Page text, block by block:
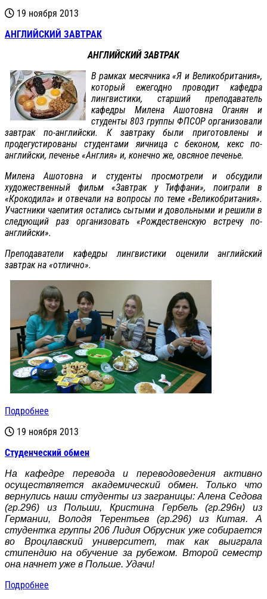
19 ноября 2013
АНГЛИЙСКИЙ ЗАВТРАК
АНГЛИЙСКИЙ ЗАВТРАК
В рамках месячника «Я и Великобритания»,
который ежегодно проводит кафедра
лингвистики, старший преподаватель
кафедры Милена Ашотовна Оганян и
студенты 803 группы ФПСОР организовали
завтрак по-английски. К завтраку были приготовлены и
продегустированы студентами яичница с беконом, кекс по-
английски, печенье «Англия» и, конечно же, овсяное печенье.
Милена Ашотовна и студенты просмотрели и обсудили
художественный фильм «Завтрак у Тиффани», поиграли в
«Крокодила» и отвечали на вопросы по теме «Великобритания».
Участники чаепития остались сытыми и довольными и решили в
следующий раз организовать «Рождественскую встречу по-
английски».
Преподаватели кафедры лингвистики оценили английский
завтрак на «отлично».
Подробнее
19 ноября 2013
Студенческий обмен
На кафедре перевода и переводоведения активно
осуществляется академический обмен. Только что
вернулись наши студенты из заграницы: Алена Седова
(гр.296) из Польши, Кристина Гербель (гр.296н) из
Германии, Володя Терентьев (гр.296) из Китая. А
студентка группы 206 Лидия Обрусник уже собирается
во Вроцлавский университет, так как выиграла
стипендию на обучение за рубежом. Второй семестр
она начнет уже в Польше. Удачи!
Подробнее